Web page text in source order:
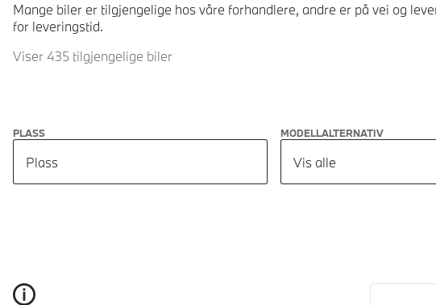
Mange biler er tilgjengelige hos våre forhandlere, andre er på vei og
for leveringstid.
Viser 435 tilgjengelige biler
PLASS
Plass
MODELLALTERNATIV
Vis alle